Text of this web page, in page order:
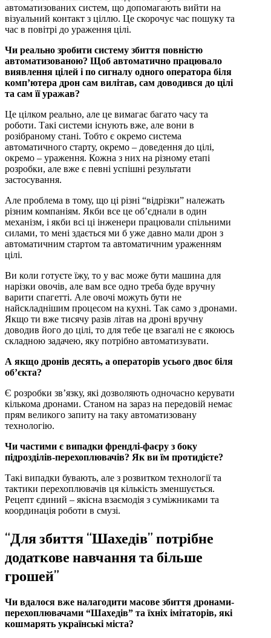
автоматизованих систем, що допомагають вийти на
візуальний контакт з ціллю. Це скорочує час пошуку та
час в повітрі до ураження цілі.
Чи реально зробити систему збиття повністю
автоматизованою? Щоб автоматично працювало
виявлення цілей і по сигналу одного оператора біля
комп’ютера дрон сам вилітав, сам доводився до цілі
та сам її уражав?
Це цілком реально, але це вимагає багато часу та
роботи. Такі системи існують вже, але вони в
розібраному стані. Тобто є окремо система
автоматичного старту, окремо – доведення до цілі,
окремо – ураження. Кожна з них на різному етапі
розробки, але вже є певні успішні результати
застосування.
Але проблема в тому, що ці різні “відрізки” належать
різним компаніям. Якби все це об’єднали в один
механізм, і якби всі ці інженери працювали спільними
силами, то мені здається ми б уже давно мали дрон з
автоматичним стартом та автоматичним ураженням
цілі.
Ви коли готуєте їжу, то у вас може бути машина для
нарізки овочів, але вам все одно треба буде вручну
варити спагетті. Але овочі можуть бути не
найскладнішим процесом на кухні. Так само з дронами.
Якщо ти вже тисячу разів літав на дроні вручну
доводив його до цілі, то для тебе це взагалі не є якоюсь
складною задачею, яку потрібно автоматизувати.
А якщо дронів десять, а операторів усього двоє біля
об’єкта?
Є розробки зв’язку, які дозволяють одночасно керувати
кількома дронами. Станом на зараз на передовій немає
прям великого запиту на таку автоматизовану
технологію.
Чи частими є випадки френдлі-фаєру з боку
підрозділів-перехоплювачів? Як ви їм протидієте?
Такі випадки бувають, але з розвитком технології та
тактики перехоплювачів ця кількість зменшується.
Рецепт єдиний – якісна взаємодія з суміжниками та
координація роботи в смузі.
“Для збиття “Шахедів” потрібне
додаткове навчання та більше
грошей”
Чи вдалося вже налагодити масове збиття дронами-
перехоплювачами “Шахедів” та їхніх імітаторів, які
кошмарять українські міста?